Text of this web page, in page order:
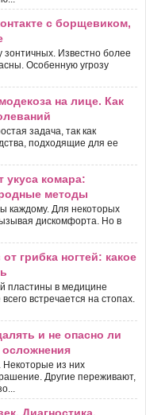
с борщевиком,
зонтичных. Известно более
Особенную угрозу
на лице. Как
задача, так как
подходящие для ее
укуса комара:
методы
каждому. Для некоторых
дискомфорта. Но в
грибка ногтей: какое
пластины в медицине
встречается на стопах.
и не опасно ли
Некоторые из них
Другие переживают,
Диагностика,